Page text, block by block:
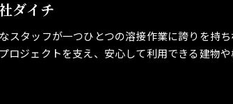
ダイチ
スタッフが一つひとつの溶接作業に誇りを持
ロジェクトを支え、安心して利用できる建物